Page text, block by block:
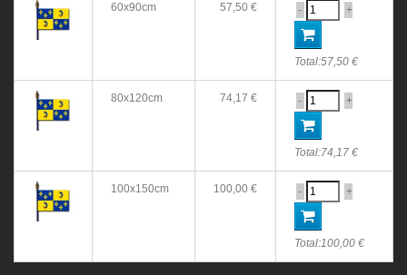
60x90cm 57,50 € - +
Total:57,50 €
80x120cm 74,17 € - +
Total:74,17 €
100x150cm 100,00 € - +
Total:100,00 €